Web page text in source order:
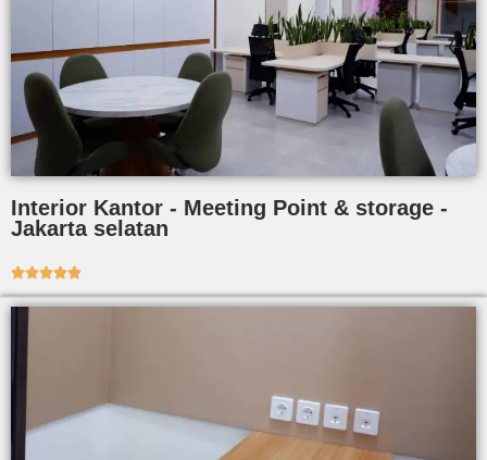
Interior Kantor - Meeting Point & storage -
Jakarta selatan
